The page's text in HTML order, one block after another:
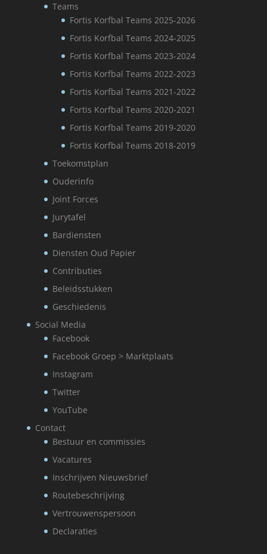
Teams
Fortis Korfbal Teams 2025-2026
Fortis Korfbal Teams 2024-2025
Fortis Korfbal Teams 2023-2024
Fortis Korfbal Teams 2022-2023
Fortis Korfbal Teams 2021-2022
Fortis Korfbal Teams 2020-2021
Fortis Korfbal Teams 2019-2020
Fortis Korfbal Teams 2018-2019
Toekomstplan
Ouderinfo
Joint Forces
Jurytafel
Bardiensten
Diensten Oud Papier
Contributies
Beleidsstukken
Geschiedenis
Social Media
Facebook
Facebook Groep > Marktplaats
Instagram
Twitter
YouTube
Contact
Bestuur en commissies
Vacatures
Inschrijven Nieuwsbrief
Routebeschrijving
Vertrouwenspersoon
Declaraties